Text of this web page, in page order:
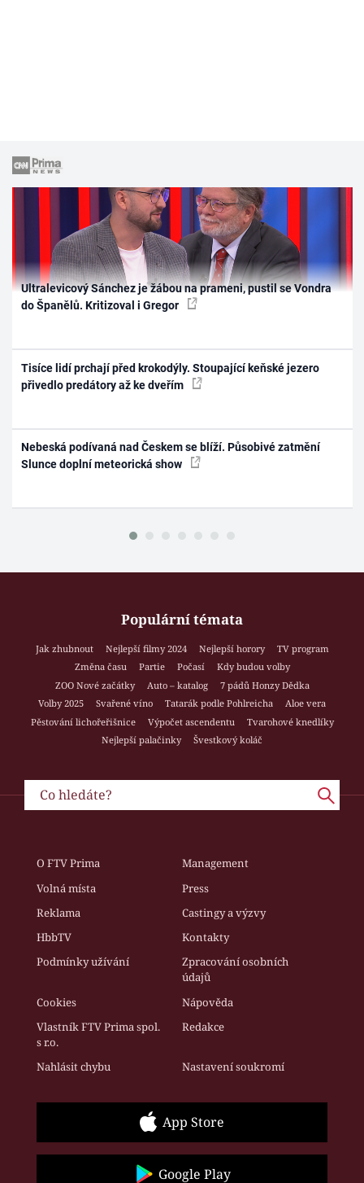
Ultralevicový Sánchez je žábou na prameni, pustil se Vondra
do Španělů. Kritizoval i Gregor
Tisíce lidí prchají před krokodýly. Stoupající keňské jezero
přivedlo predátory až ke dveřím
Nebeská podívaná nad Českem se blíží. Působivé zatmění
Slunce doplní meteorická show
Populární témata
Jak zhubnout Nejlepší filmy 2024 Nejlepší horory
TV program
Změna času
Partie Počasí
Kdy budou volby
ZOO Nové začátky
Auto – katalog
7 pádů Honzy Dědka
Volby 2025
Svařené víno Tatarák podle Pohlreicha
Aloe vera
Pěstování lichořeřišnice
Výpočet ascendentu
Tvarohové knedlíky
Nejlepší palačinky
Švestkový koláč
O FTV Prima
Management
Volná místa
Press
Reklama
Castingy a výzvy
HbbTV
Kontakty
Podmínky užívání
Zpracování osobních
údajů
Cookies
Nápověda
Vlastník FTV Prima spol.
s r.o.
Redakce
Nahlásit chybu Nastavení soukromí
App Store
Google Play